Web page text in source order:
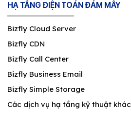
HẠ TẦNG ĐIỆN TOÁN ĐÁM MÂY
Bizfly Cloud Server
Bizfly CDN
Bizfly Call Center
Bizfly Business Email
Bizfly Simple Storage
Các dịch vụ hạ tầng kỹ thuật khác